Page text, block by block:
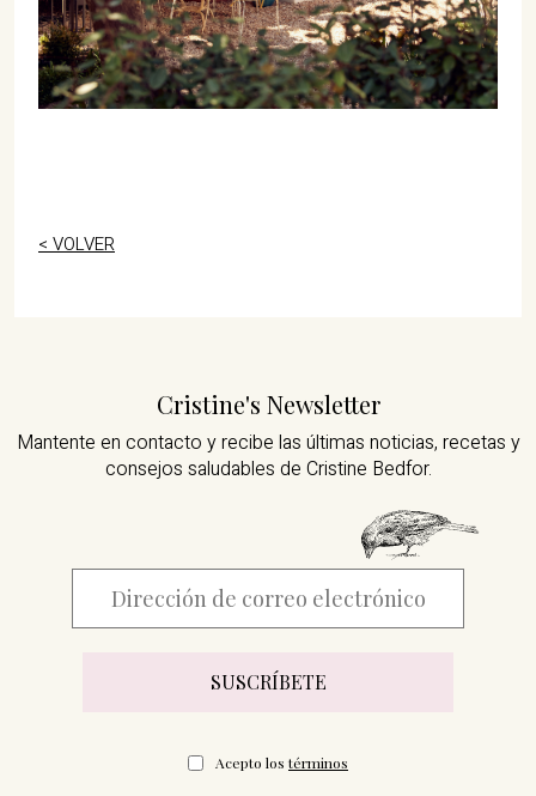
< VOLVER
Cristine's Newsletter
Mantente en contacto y recibe las últimas noticias, recetas y
consejos saludables de Cristine Bedfor.
Acepto los términos